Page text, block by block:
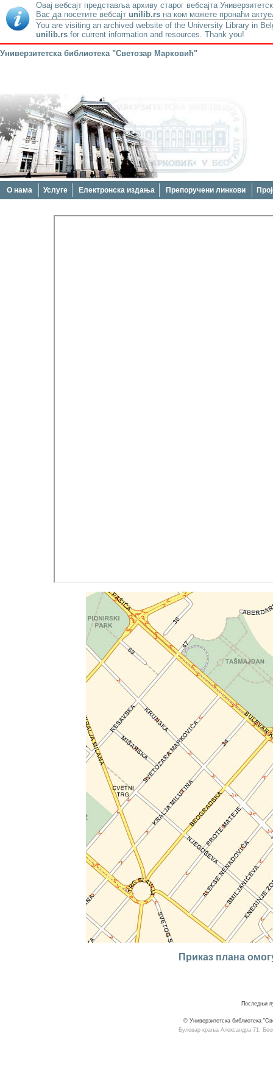
Овај вебсајт представља архиву старог вебсајта
Вас да посетите вебсајт unilib.rs на ком можете пронаћи
You are visiting an archived website of the University Library in
unilib.rs for current information and resources. Thank you!
Универзитетска библиотека "Светозар Марковић"
О нама Услуге Електронска издања Препоручени линкови
Приказ плана
Последњи
© Универзитетска библиотека
Булевар краља Александра 71,